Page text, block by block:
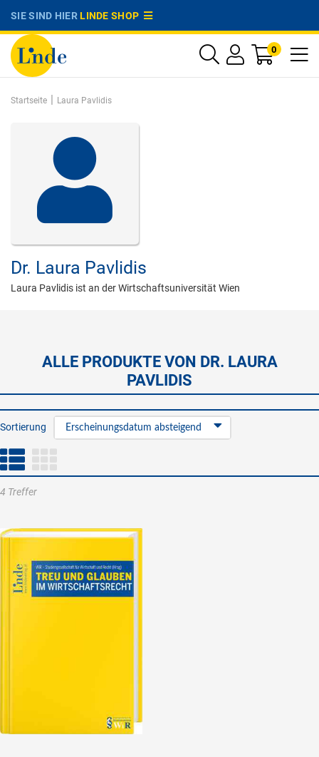
SIE SIND HIERLINDE SHOP
0
Startseite | Laura Pavlidis
Dr. Laura Pavlidis
Laura Pavlidis ist an der Wirtschaftsuniversität Wien
ALLE PRODUKTE VON DR. LAURA
PAVLIDIS
Sortierung Erscheinungsdatum absteigend
4 Treffer